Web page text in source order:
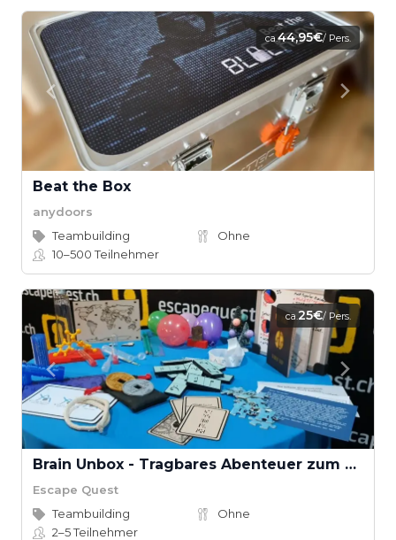
ca.44,95€/ Pers.
Beat the Box
anydoors
Teambuilding
Ohne
10–500Teilnehmer
ca.25€/ Pers.
Brain Unbox - Tragbares Abenteuer zum Mitnehmen
Escape Quest
Teambuilding
Ohne
2–5Teilnehmer